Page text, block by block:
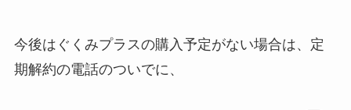
今後はぐくみプラスの購入予定がない場合は、定
期解約の電話のついでに、